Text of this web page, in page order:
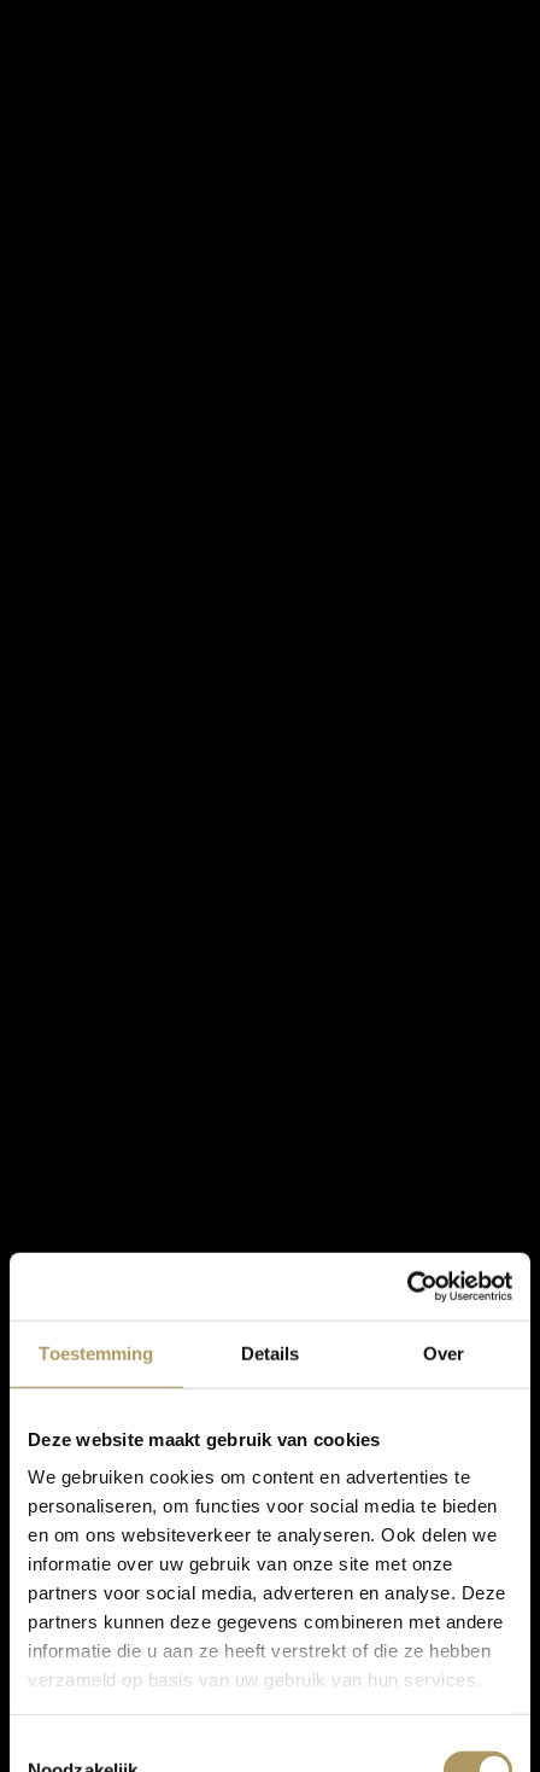
Toestemming Details Over
Deze website maakt gebruik van cookies
We gebruiken cookies om content en advertenties te
personaliseren, om functies voor social media te bieden
en om ons websiteverkeer te analyseren. Ook delen we
informatie over uw gebruik van onze site met onze
partners voor social media, adverteren en analyse. Deze
partners kunnen deze gegevens combineren met andere
informatie die u aan ze heeft verstrekt of die ze hebben
verzameld op basis van uw gebruik van hun services.